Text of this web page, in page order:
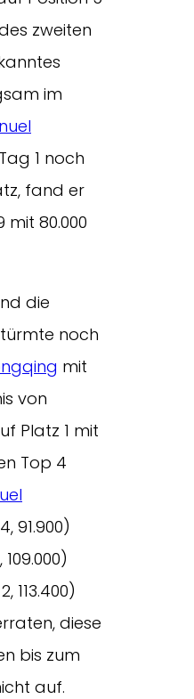
zweiten
im
1 noch
fand er
80.000
die
noch
mit
von
Platz 1 mit
Top 4
91.900)
113.400)
diese
bis zum
auf.